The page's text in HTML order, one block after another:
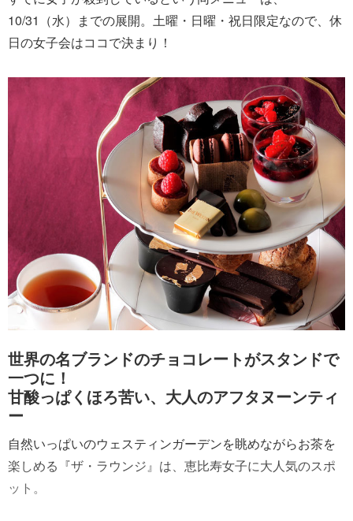
10/31（水）までの展開。土曜・日曜・祝日限定なので、休
日の女子会はココで決まり！
世界の名ブランドのチョコレートがスタンドで
一つに！
甘酸っぱくほろ苦い、大人のアフタヌーンティ
ー
自然いっぱいのウェスティンガーデンを眺めながらお茶を
楽しめる『ザ・ラウンジ』は、恵比寿女子に大人気のスポ
ット。